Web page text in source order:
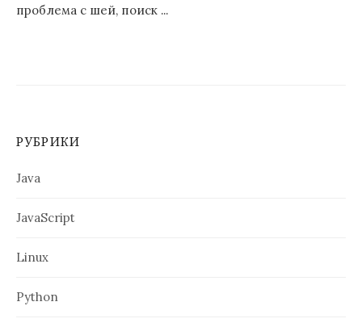
проблема с шей, поиск ...
РУБРИКИ
Java
JavaScript
Linux
Python